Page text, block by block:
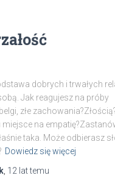
dobrych i trwałych
Jak reagujesz na próby
złe
na
taka. Może odbierasz
Dowiedz się więcej
12 lattemu